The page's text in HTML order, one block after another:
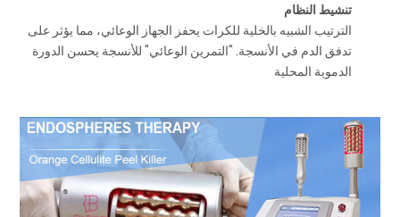
تنشيط النظام
الترتيب الشبيه بالخلية للكرات يحفز الجهاز الوعائي، مما يؤثر على
تدفق الدم في الأنسجة. "التمرين الوعائي" للأنسجة يحسن الدورة
الدموية المحلية